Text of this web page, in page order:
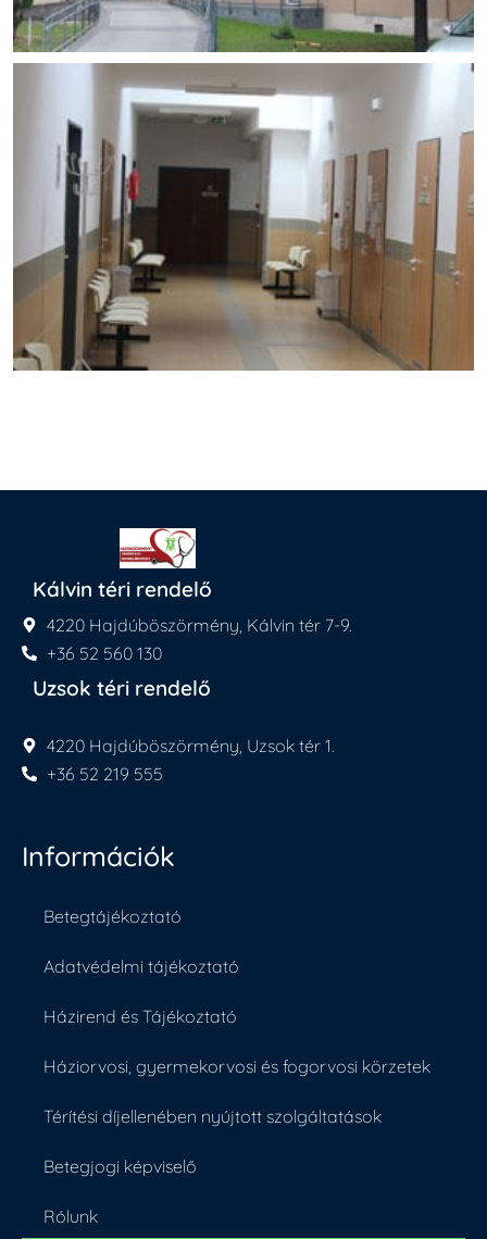
Kálvin téri rendelő
4220 Hajdúböszörmény, Kálvin tér 7-9.
+36 52 560 130
Uzsok téri rendelő
4220 Hajdúböszörmény, Uzsok tér 1.
+36 52 219 555
Információk
Betegtájékoztató
Adatvédelmi tájékoztató
Házirend és Tájékoztató
Háziorvosi, gyermekorvosi és fogorvosi körzetek
Térítési díjellenében nyújtott szolgáltatások
Betegjogi képviselő
Rólunk